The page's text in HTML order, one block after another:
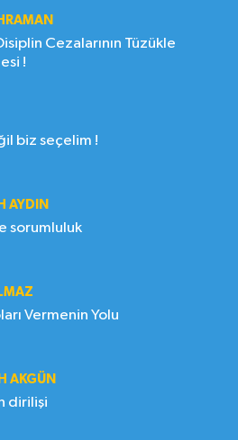
Cezalarının Tüzükle
!
biz seçelim !
AYDIN
Gençlik ve sorumluluk
Vermenin Yolu
AKGÜN
dirilişi